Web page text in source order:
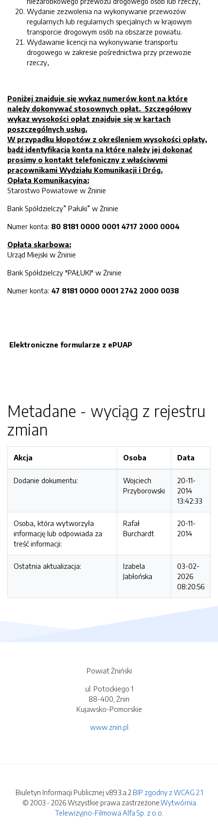
Wydanie zezwolenia na wykonywanie przewozów
regularnych lub regularnych specjalnych w krajowym
transporcie drogowym osób na obszarze powiatu.
Wydawanie licencji na wykonywanie transportu
drogowego w zakresie pośrednictwa przy przewozie
rzeczy,
Poniżej znajduje się wykaz numerów kont na które
należy dokonywać stosownych opłat. Szczegółowy
wykaz wysokości opłat znajduje się w kartach
poszczególnych usług.
W przypadku kłopotów z określeniem wysokości opłaty,
bądź identyfikacją konta na które należy jej dokonać
prosimy o kontakt telefoniczny z właściwymi
pracownikami Wydziału Komunikacji i Dróg.
Opłata Komunikacyjna:
Starostwo Powiatowe w Żninie
Bank Spółdzielczy” Pałuki” w Żninie
Numer konta: 80 8181 0000 0001 4717 2000 0004
Opłata skarbowa:
Urząd Miejski w Żninie
Bank Spółdzielczy "PAŁUKI" w Żninie
Numer konta: 47 8181 0000 0001 2742 2000 0038
Elektroniczne formularze z ePUAP
Metadane - wyciąg z rejestru
zmian
Akcja Osoba Data
Dodanie dokumentu:
Wojciech
Przyborowski
20-11-
2014
13:42:33
Osoba, która wytworzyła
informację lub odpowiada za
treść informacji:
Rafał
Burchardt
20-11-
2014
Ostatnia aktualizacja:
Izabela
Jabłońska
03-02-
2026
08:20:56
Powiat Żniński
ul. Potockiego 1
88-400, Żnin
Kujawsko-Pomorskie
www.znin.pl
Biuletyn Informacji Publicznej v89.3.a.2 BIP zgodny z WCAG 2.1
© 2003 - 2026 Wszystkie prawa zastrzeżone.Wytwórnia
Telewizyjno-Filmowa Alfa Sp. z o.o.